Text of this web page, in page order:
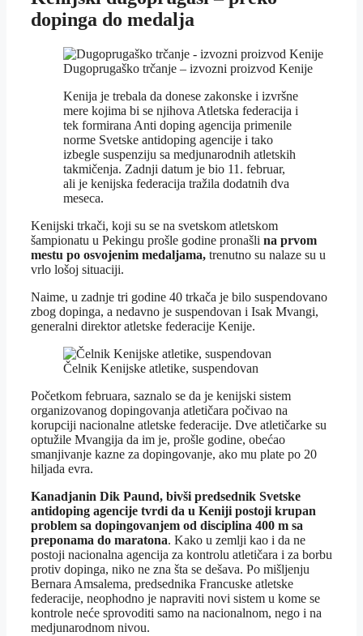
dopinga do medalja
Dugoprugaško trčanje – izvozni proizvod Kenije
Kenija je trebala da donese zakonske i izvršne
mere kojima bi se njihova Atletska federacija i
tek formirana Anti doping agencija primenile
norme Svetske antidoping agencije i tako
izbegle suspenziju sa medjunarodnih atletskih
takmičenja. Zadnji datum je bio 11. februar,
ali je kenijska federacija tražila dodatnih dva
meseca.
Kenijski trkači, koji su se na svetskom atletskom
šampionatu u Pekingu prošle godine pronašli na prvom
mestu po osvojenim medaljama, trenutno su nalaze su u
vrlo lošoj situaciji.
Naime, u zadnje tri godine 40 trkača je bilo suspendovano
zbog dopinga, a nedavno je suspendovan i Isak Mvangi,
generalni direktor atletske federacije Kenije.
Čelnik Kenijske atletike, suspendovan
Početkom februara, saznalo se da je kenijski sistem
organizovanog dopingovanja atletičara počivao na
korupciji nacionalne atletske federacije. Dve atletičarke su
optužile Mvangija da im je, prošle godine, obećao
smanjivanje kazne za dopingovanje, ako mu plate po 20
hiljada evra.
Kanadjanin Dik Paund, bivši predsednik Svetske
antidoping agencije tvrdi da u Keniji postoji krupan
problem sa dopingovanjem od disciplina 400 m sa
preponama do maratona. Kako u zemlji kao i da ne
postoji nacionalna agencija za kontrolu atletičara i za borbu
protiv dopinga, niko ne zna šta se dešava. Po mišljenju
Bernara Amsalema, predsednika Francuske atletske
federacije, neophodno je napraviti novi sistem u kome se
kontrole neće sprovoditi samo na nacionalnom, nego i na
medjunarodnom nivou.